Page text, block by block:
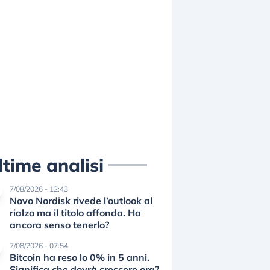
analisi
7/08/2026 - 12:43
Novo Nordisk rivede l’outlook al
rialzo ma il titolo affonda. Ha
ancora senso tenerlo?
7/08/2026 - 07:54
Bitcoin ha reso lo 0% in 5 anni.